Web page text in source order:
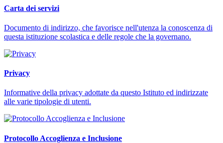
Carta dei servizi
Documento di indirizzo, che favorisce nell'utenza la conoscenza di
questa istituzione scolastica e delle regole che la governano.
Privacy
Informative della privacy adottate da questo Istituto ed indirizzate
alle varie tipologie di utenti.
Protocollo Accoglienza e Inclusione